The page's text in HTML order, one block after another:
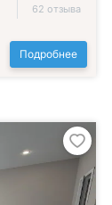
62 отзыва
Подробнее